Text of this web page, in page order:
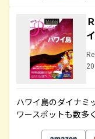
ハワイ島のダイナミ
ワースポットも数多